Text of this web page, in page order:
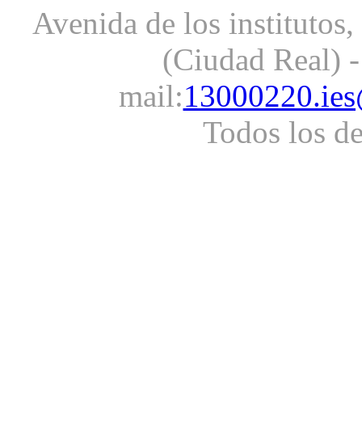
Avenida de los
(Ciudad Real)
mail:
Todos los